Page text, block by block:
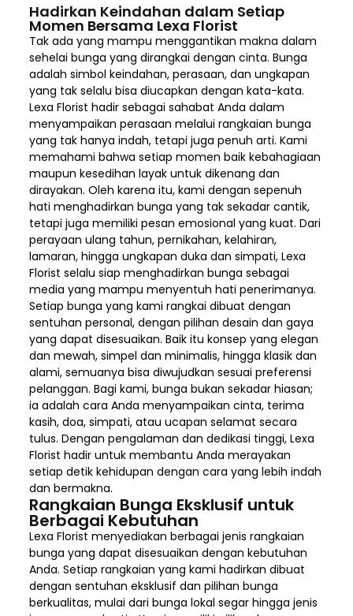
Hadirkan Keindahan dalam Setiap
Momen Bersama Lexa Florist
Tak ada yang mampu menggantikan makna dalam
sehelai bunga yang dirangkai dengan cinta. Bunga
adalah simbol keindahan, perasaan, dan ungkapan
yang tak selalu bisa diucapkan dengan kata-kata.
Lexa Florist hadir sebagai sahabat Anda dalam
menyampaikan perasaan melalui rangkaian bunga
yang tak hanya indah, tetapi juga penuh arti. Kami
memahami bahwa setiap momen baik kebahagiaan
maupun kesedihan layak untuk dikenang dan
dirayakan. Oleh karena itu, kami dengan sepenuh
hati menghadirkan bunga yang tak sekadar cantik,
tetapi juga memiliki pesan emosional yang kuat. Dari
perayaan ulang tahun, pernikahan, kelahiran,
lamaran, hingga ungkapan duka dan simpati, Lexa
Florist selalu siap menghadirkan bunga sebagai
media yang mampu menyentuh hati penerimanya.
Setiap bunga yang kami rangkai dibuat dengan
sentuhan personal, dengan pilihan desain dan gaya
yang dapat disesuaikan. Baik itu konsep yang elegan
dan mewah, simpel dan minimalis, hingga klasik dan
alami, semuanya bisa diwujudkan sesuai preferensi
pelanggan. Bagi kami, bunga bukan sekadar hiasan;
ia adalah cara Anda menyampaikan cinta, terima
kasih, doa, simpati, atau ucapan selamat secara
tulus. Dengan pengalaman dan dedikasi tinggi, Lexa
Florist hadir untuk membantu Anda merayakan
setiap detik kehidupan dengan cara yang lebih indah
dan bermakna.
Rangkaian Bunga Eksklusif untuk
Berbagai Kebutuhan
Lexa Florist menyediakan berbagai jenis rangkaian
bunga yang dapat disesuaikan dengan kebutuhan
Anda. Setiap rangkaian yang kami hadirkan dibuat
dengan sentuhan eksklusif dan pilihan bunga
berkualitas, mulai dari bunga lokal segar hingga jenis